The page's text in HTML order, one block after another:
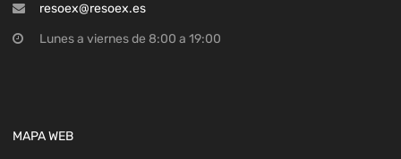
resoex@resoex.es
Lunes a viernes de 8:00 a 19:00
MAPA WEB